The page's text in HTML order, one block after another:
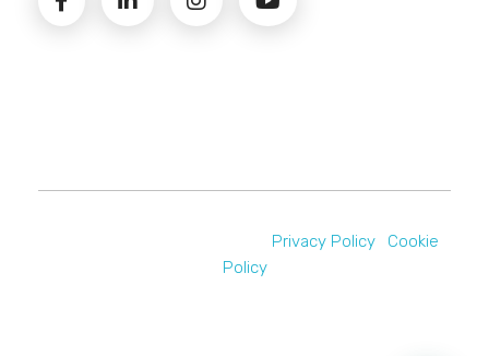
Privacy Policy| Cookie
Policy